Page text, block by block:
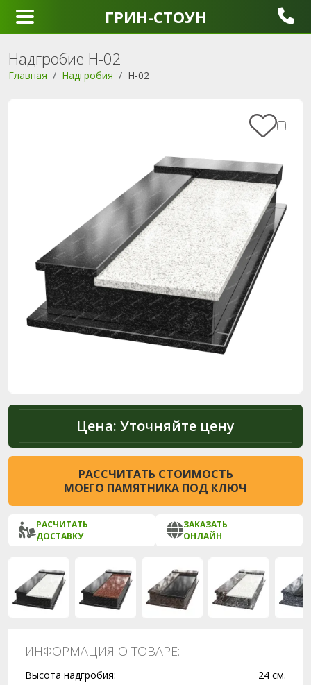
ГРИН-СТОУН
Надгробие Н-02
Главная Надгробия Н-02
Цена: Уточняйте цену
РАССЧИТАТЬ СТОИМОСТЬ
МОЕГО ПАМЯТНИКА ПОД КЛЮЧ
РАСЧИТАТЬ
ДОСТАВКУ
ЗАКАЗАТЬ
ОНЛАЙН
ИНФОРМАЦИЯ О ТОВАРЕ:
Высота надгробия:
24 см.